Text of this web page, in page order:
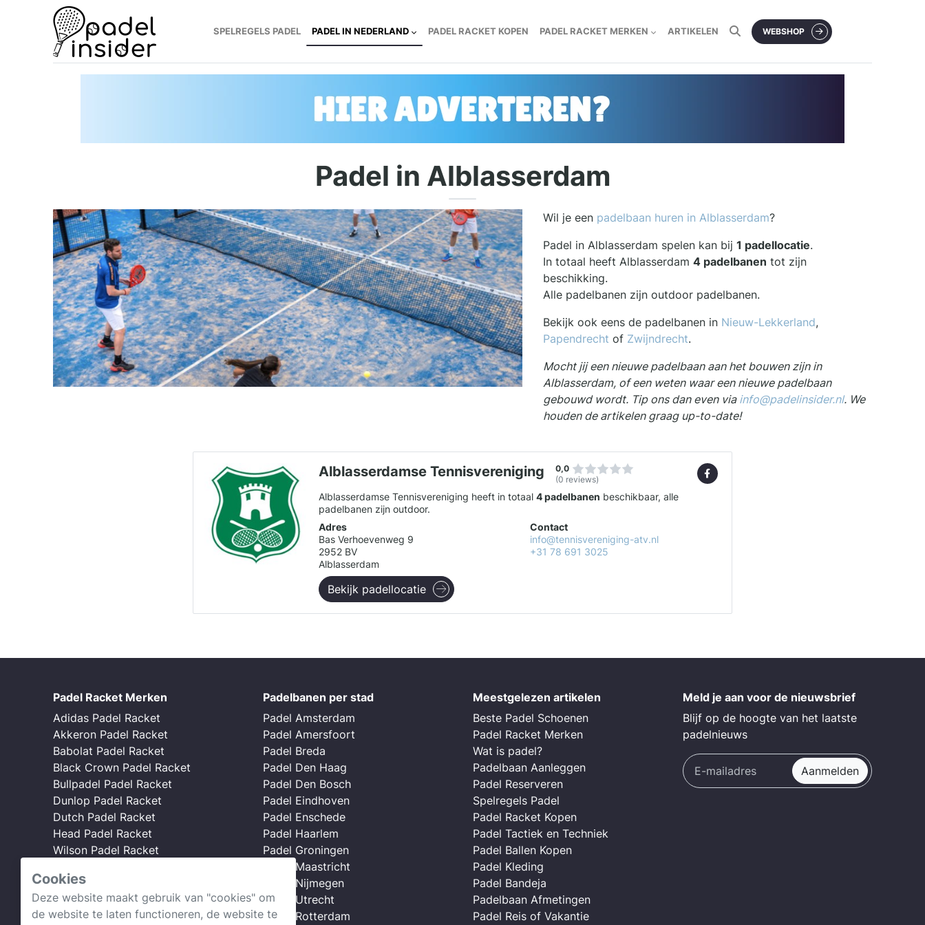
Cookies
Deze website maakt gebruik van "cookies" om
de website te laten functioneren, de website te
SPELREGELS PADEL PADEL IN NEDERLAND PADEL RACKET KOPEN PADEL RACKET MERKEN ARTIKELEN WEBSHOP
Padel in Alblasserdam
Wil je een padelbaan huren in Alblasserdam?
Padel in Alblasserdam spelen kan bij 1 padellocatie.
In totaal heeft Alblasserdam 4 padelbanen tot zijn
beschikking.
Alle padelbanen zijn outdoor padelbanen.
Bekijk ook eens de padelbanen in Nieuw-Lekkerland,
Papendrecht of Zwijndrecht.
Mocht jij een nieuwe padelbaan aan het bouwen zijn in
Alblasserdam, of een weten waar een nieuwe padelbaan
gebouwd wordt. Tip ons dan even via info@padelinsider.nl. We
houden de artikelen graag up-to-date!
Alblasserdamse Tennisvereniging
0,0
(0 reviews)
Alblasserdamse Tennisvereniging heeft in totaal4 padelbanen beschikbaar, alle
padelbanen zijn outdoor.
Adres
Bas Verhoevenweg 9
2952 BV
Alblasserdam
Contact
info@tennisvereniging-atv.nl
+31 78 691 3025
Bekijk padellocatie
Padel Racket Merken
Adidas Padel Racket
Akkeron Padel Racket
Babolat Padel Racket
Black Crown Padel Racket
Bullpadel Padel Racket
Dunlop Padel Racket
Dutch Padel Racket
Head Padel Racket
Wilson Padel Racket
Starvie Padel Racket
Webshop →
Padelbanen per stad
Padel Amsterdam
Padel Amersfoort
Padel Breda
Padel Den Haag
Padel Den Bosch
Padel Eindhoven
Padel Enschede
Padel Haarlem
Padel Groningen
Padel Maastricht
Padel Nijmegen
Padel Utrecht
Padel Rotterdam
Meestgelezen artikelen
Beste Padel Schoenen
Padel Racket Merken
Wat is padel?
Padelbaan Aanleggen
Padel Reserveren
Spelregels Padel
Padel Racket Kopen
Padel Tactiek en Techniek
Padel Ballen Kopen
Padel Kleding
Padel Bandeja
Padelbaan Afmetingen
Padel Reis of Vakantie
Meld je aan voor de nieuwsbrief
Blijf op de hoogte van het laatste
padelnieuws
Aanmelden